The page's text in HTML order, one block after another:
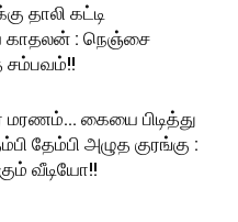
தாலி கட்டி
காதலன் : நெஞ்சை
சம்பவம்!!
கையை பிடித்து
தேம்பி அழுத குரங்கு :
வீடியோ!!